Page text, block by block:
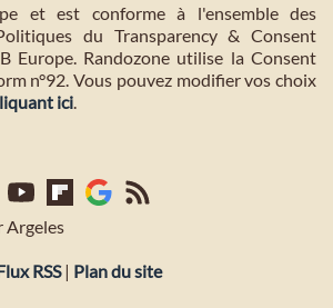
et est conforme à l'ensemble des
du Transparency & Consent
Europe. Randozone utilise la Consent
n°92. Vous pouvez modifier vos choix
ici
Argeles
RSS| Plan du site